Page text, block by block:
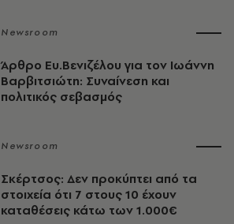
Newsroom
Άρθρο Ευ.Βενιζέλου για τον Iωάννη
Βαρβιτσιώτη: Συναίνεση και
πολιτικός σεβασμός
Newsroom
Σκέρτσος: Δεν προκύπτει από τα
στοιχεία ότι 7 στους 10 έχουν
καταθέσεις κάτω των 1.000€